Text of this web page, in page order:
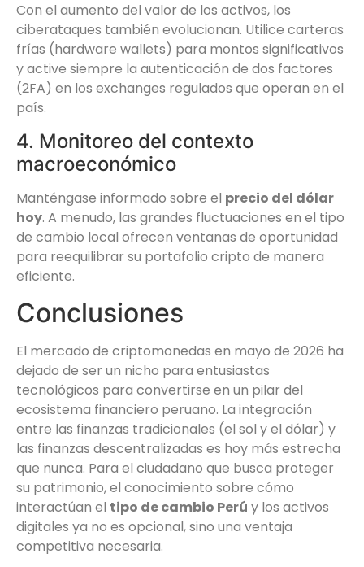
Con el aumento del valor de los activos, los
ciberataques también evolucionan. Utilice carteras
frías (hardware wallets) para montos significativos
y active siempre la autenticación de dos factores
(2FA) en los exchanges regulados que operan en el
país.
4. Monitoreo del contexto
macroeconómico
Manténgase informado sobre el precio del dólar
hoy. A menudo, las grandes fluctuaciones en el tipo
de cambio local ofrecen ventanas de oportunidad
para reequilibrar su portafolio cripto de manera
eficiente.
Conclusiones
El mercado de criptomonedas en mayo de 2026 ha
dejado de ser un nicho para entusiastas
tecnológicos para convertirse en un pilar del
ecosistema financiero peruano. La integración
entre las finanzas tradicionales (el sol y el dólar) y
las finanzas descentralizadas es hoy más estrecha
que nunca. Para el ciudadano que busca proteger
su patrimonio, el conocimiento sobre cómo
interactúan el tipo de cambio Perú y los activos
digitales ya no es opcional, sino una ventaja
competitiva necesaria.